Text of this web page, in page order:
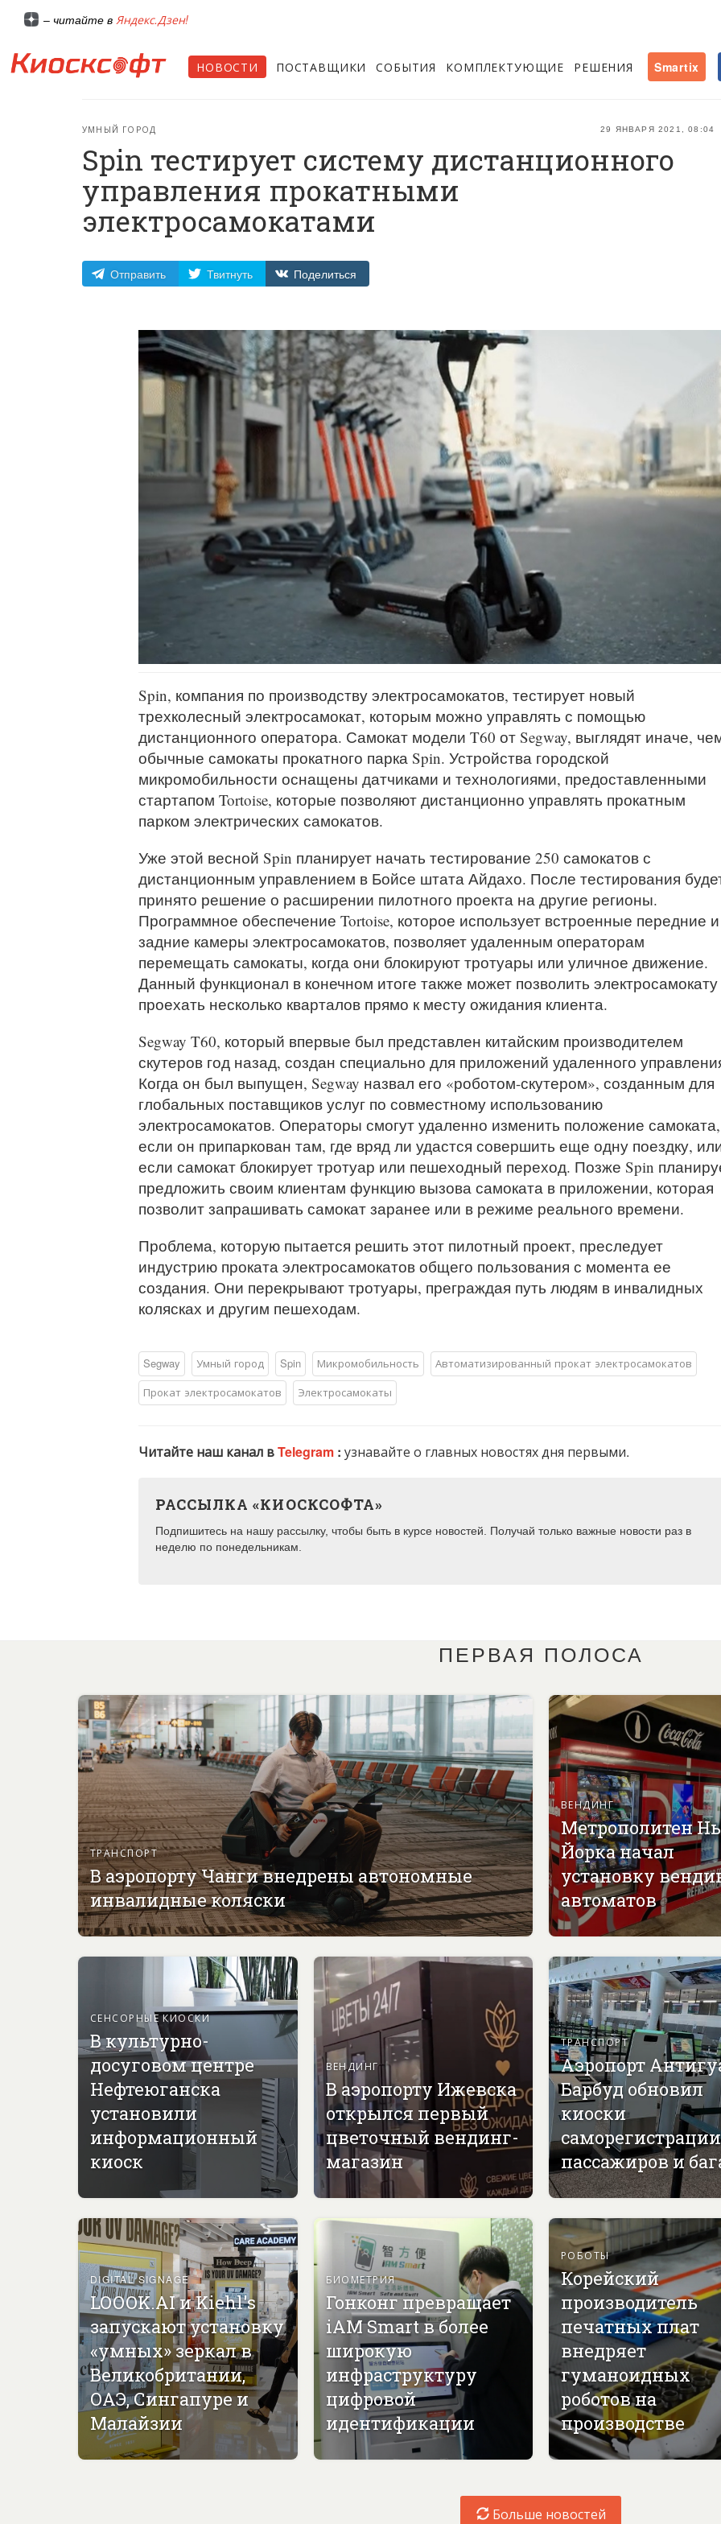
– читайте в Яндекс.Дзен!
НОВОСТИ ПОСТАВЩИКИ СОБЫТИЯ КОМПЛЕКТУЮЩИЕ РЕШЕНИЯ Smartix
29 ЯНВАРЯ 2021, 08:04
УМНЫЙ ГОРОД
Spin тестирует систему дистанционного
управления прокатными
электросамокатами
Отправить Твитнуть Поделиться
Spin, компания по производству электросамокатов, тестирует новый
трехколесный электросамокат, которым можно управлять с помощью
дистанционного оператора. Самокат модели T60 от Segway, выглядят иначе,
обычные самокаты прокатного парка Spin. Устройства городской
микромобильности оснащены датчиками и технологиями, предоставленными
стартапом Tortoise, которые позволяют дистанционно управлять прокатным
парком электрических самокатов.
Уже этой весной Spin планирует начать тестирование 250 самокатов с
дистанционным управлением в Бойсе штата Айдахо. После тестирования
принято решение о расширении пилотного проекта на другие регионы.
Программное обеспечение Tortoise, которое использует встроенные передние и
задние камеры электросамокатов, позволяет удаленным операторам
перемещать самокаты, когда они блокируют тротуары или уличное движение.
Данный функционал в конечном итоге также может позволить электросамокату
проехать несколько кварталов прямо к месту ожидания клиента.
Segway T60, который впервые был представлен китайским производителем
скутеров год назад, создан специально для приложений удаленного
Когда он был выпущен, Segway назвал его «роботом-скутером», созданным для
глобальных поставщиков услуг по совместному использованию
электросамокатов. Операторы смогут удаленно изменить положение самоката,
если он припаркован там, где вряд ли удастся совершить еще одну поездку,
если самокат блокирует тротуар или пешеходный переход. Позже Spin
предложить своим клиентам функцию вызова самоката в приложении, которая
позволит запрашивать самокат заранее или в режиме реального времени.
Проблема, которую пытается решить этот пилотный проект, преследует
индустрию проката электросамокатов общего пользования с момента ее
создания. Они перекрывают тротуары, преграждая путь людям в инвалидных
колясках и другим пешеходам.
Segway Умный город Spin Микромобильность
Автоматизированный прокат электросамокатов
Прокат электросамокатов
Электросамокаты
Читайте наш канал вTelegram : узнавайте о главных новостях дня первыми.
РАССЫЛКА «КИОСКСОФТА»
Подпишитесь на нашу рассылку, чтобы быть в курсе новостей. Получай только важные новости раз в
неделю по понедельникам.
ПЕРВАЯ ПОЛОСА
ТРАНСПОРТ
В аэропорту Чанги внедрены автономные
инвалидные коляски
ВЕНДИНГ
Метрополитен
Йорка начал
установку
автоматов
СЕНСОРНЫЕ КИОСКИ
В культурно-
досуговом центре
Нефтеюганска
установили
информационный
киоск
ВЕНДИНГ
В аэропорту Ижевска
открылся первый
цветочный вендинг-
магазин
ТРАНСПОРТ
Аэропорт
Барбуд обновил
киоски
саморегистрации
пассажиров и
DIGITAL SIGNAGE
LOOOK.AI и Kiehl's
запускают установку
«умных» зеркал в
Великобритании,
ОАЭ, Сингапуре и
Малайзии
БИОМЕТРИЯ
Гонконг превращает
iAM Smart в более
широкую
инфраструктуру
цифровой
идентификации
РОБОТЫ
Корейский
производитель
печатных плат
внедряет
гуманоидных
роботов на
производстве
Больше новостей